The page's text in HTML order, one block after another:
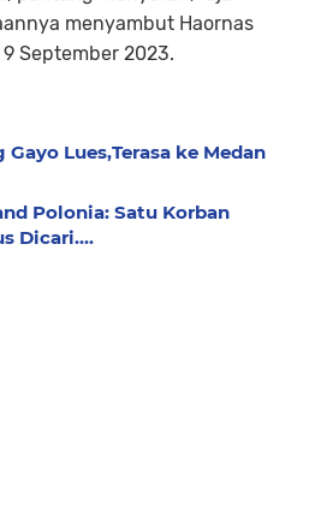
menyambut Haornas
September 2023.
Lues,Terasa ke Medan
Polonia: Satu Korban
Dicari....